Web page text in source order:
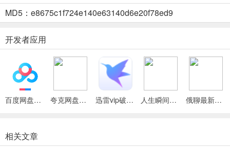
4. 能更快体验新版本内容，参加更多有趣活动，自由搭配兵种、摆放
阵型，享受充满策略的战斗乐趣。
coc2025下载怎么样
coc2025下载怎么样？它是部落冲突国际服版本，能体验新内容，与
外国玩家对战。有多样兵种、建筑，多种策略玩法。还能加入部落联
盟竞技，参与活动玩法，第一时间体验新法术、兵种建筑，快来下载
MD5：e8675c1f724e140e63140d6e20f78ed9
开发者应用
百度网盘绿色免安装Pc电脑版 夸克网盘官方正式版 迅雷vip破解版永久会员2024版 人生瞬间最新手机版 俄聊最新手机版
相关文章